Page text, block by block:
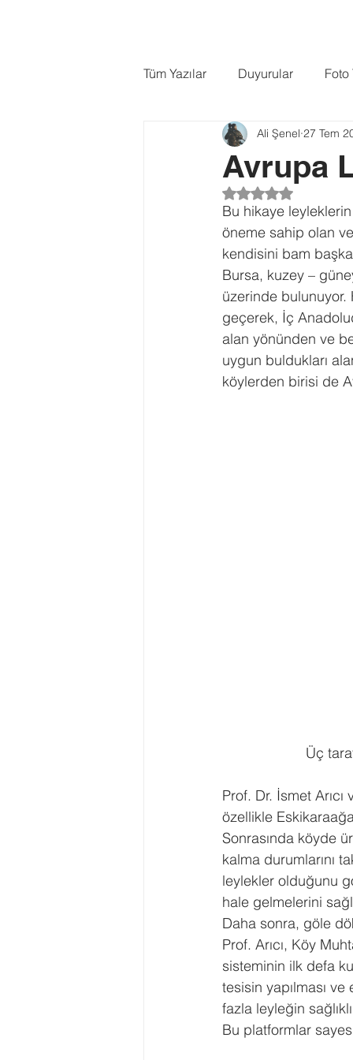
Tüm Yazılar Duyurular Foto
Kuş Fotoğrafçılığı Testler
Avrupa
Ali Şenel 27 Tem
5 üzerinden NaN
Bu hikaye
öneme sahip olan
kendisini bam başka
Bursa, kuzey –
üzerinde
geçerek, İç
alan yönünden ve
uygun buldukları
köylerden birisi de
Üç
Prof. Dr. İsmet
özellikle
Sonrasında köyde
kalma durumlarını
leylekler olduğunu
hale gelmelerini
Daha sonra, göle
Prof. Arıcı, Köy
sisteminin ilk defa
tesisin yapılması
fazla leyleğin
Bu platformlar